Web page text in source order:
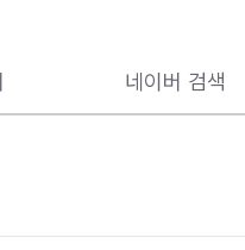
네이버 검색